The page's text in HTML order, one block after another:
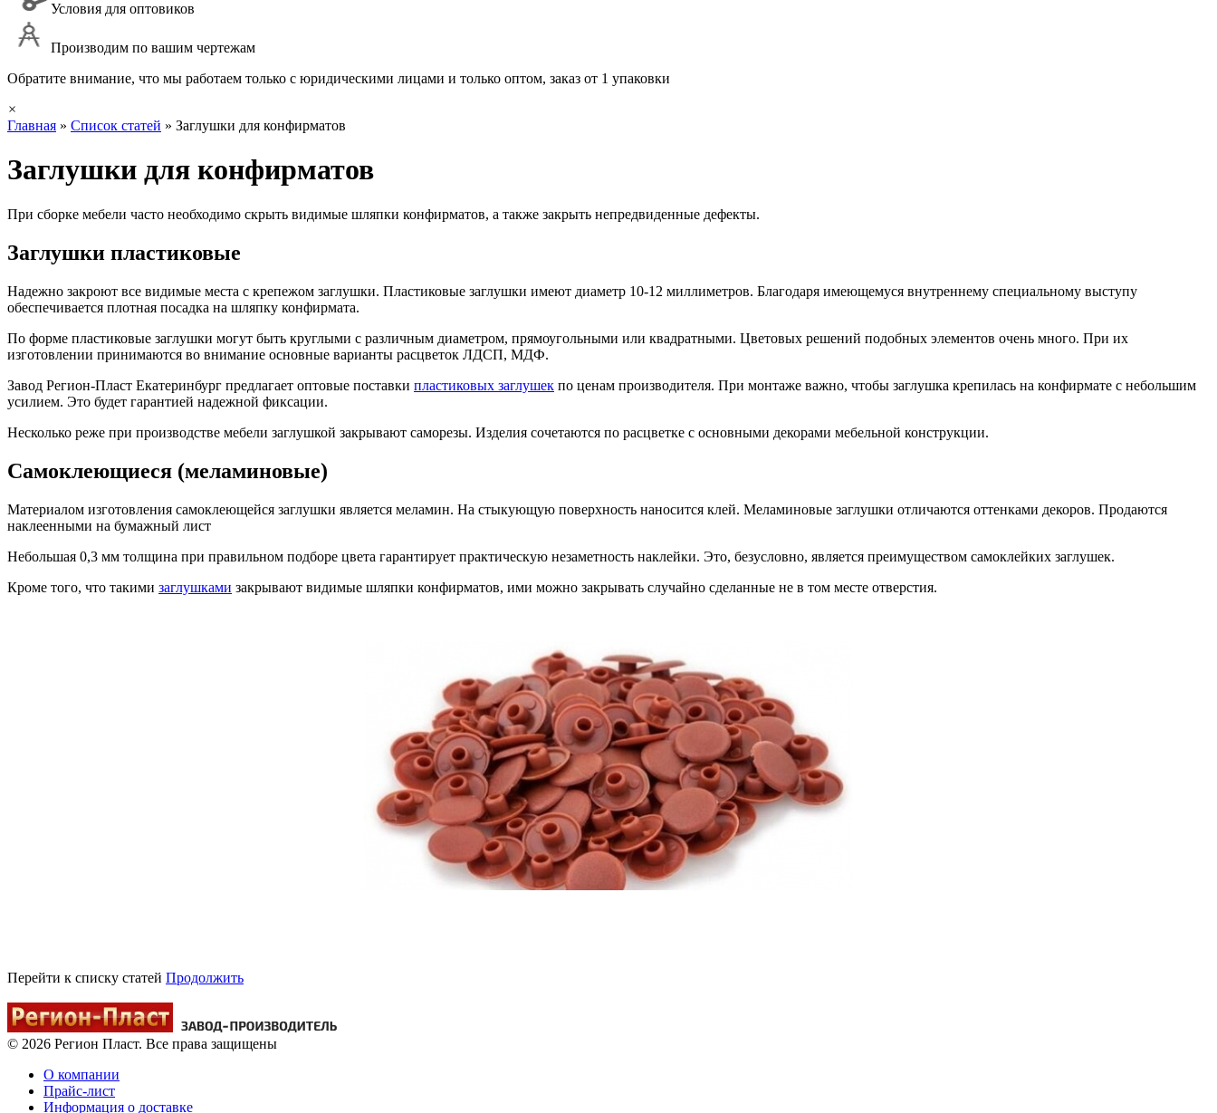
Условия для оптовиков
Производим по вашим чертежам
Обратите внимание, что мы работаем только с юридическими лицами и только оптом, заказ от 1 упаковки
×
Главная » Список статей » Заглушки для конфирматов
Заглушки для конфирматов
При сборке мебели часто необходимо скрыть видимые шляпки конфирматов, а также закрыть непредвиденные дефекты.
Заглушки пластиковые
Надежно закроют все видимые места с крепежом заглушки. Пластиковые заглушки имеют диаметр 10-12 миллиметров. Благодаря имеющемуся внутреннему специальному выступу
обеспечивается плотная посадка на шляпку конфирмата.
По форме пластиковые заглушки могут быть круглыми с различным диаметром, прямоугольными или квадратными. Цветовых решений подобных элементов очень много. При их
изготовлении принимаются во внимание основные варианты расцветок ЛДСП, МДФ.
Завод Регион-Пласт Екатеринбург предлагает оптовые поставки пластиковых заглушек по ценам производителя. При монтаже важно, чтобы заглушка крепилась на конфирмате с небольшим
усилием. Это будет гарантией надежной фиксации.
Несколько реже при производстве мебели заглушкой закрывают саморезы. Изделия сочетаются по расцветке с основными декорами мебельной конструкции.
Самоклеющиеся (меламиновые)
Материалом изготовления самоклеющейся заглушки является меламин. На стыкующую поверхность наносится клей. Меламиновые заглушки отличаются оттенками декоров. Продаются
наклеенными на бумажный лист
Небольшая 0,3 мм толщина при правильном подборе цвета гарантирует практическую незаметность наклейки. Это, безусловно, является преимуществом самоклейких заглушек.
Кроме того, что такими заглушками закрывают видимые шляпки конфирматов, ими можно закрывать случайно сделанные не в том месте отверстия.
Перейти к списку статей Продолжить
© 2026 Регион Пласт. Все права защищены
О компании
Прайс-лист
Информация о доставке